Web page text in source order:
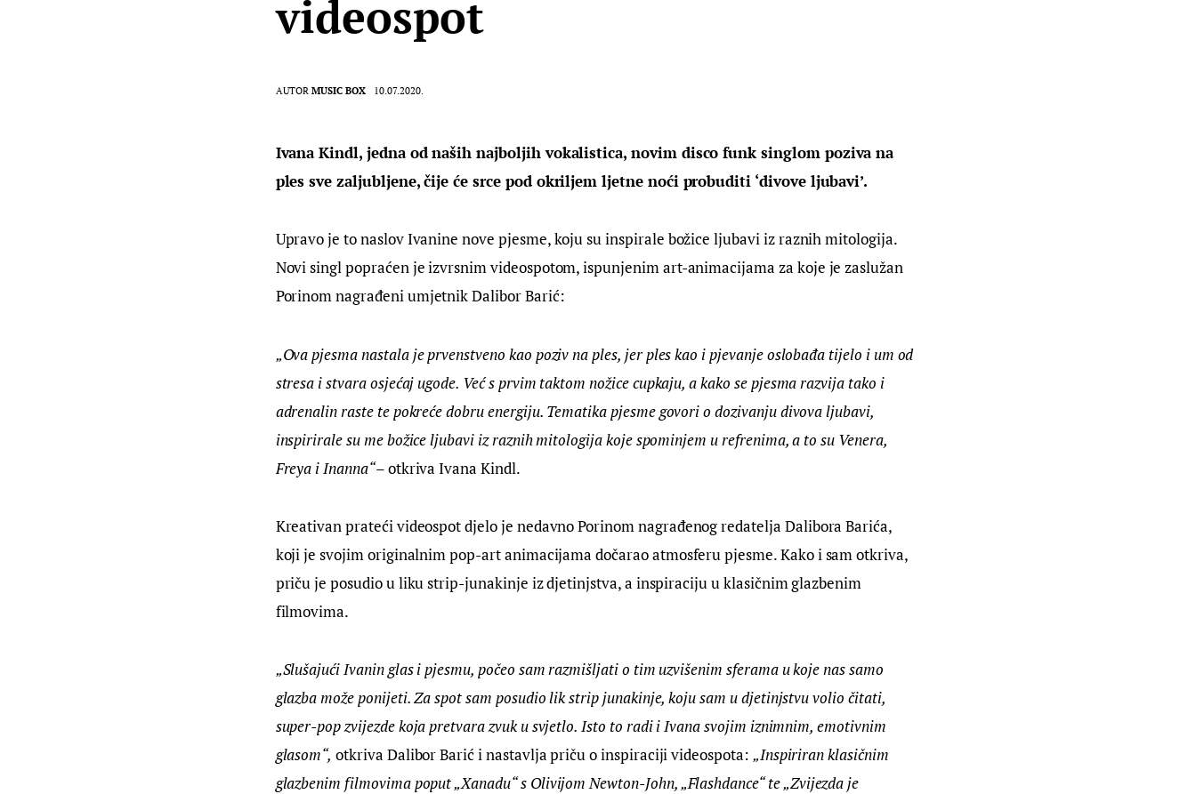
videospot
AUTOR MUSIC BOX 10.07.2020.
Ivana Kindl, jedna od naših najboljih vokalistica, novim disco funk singlom poziva na
ples sve zaljubljene, čije će srce pod okriljem ljetne noći probuditi ‘divove ljubavi’.
Upravo je to naslov Ivanine nove pjesme, koju su inspirale božice ljubavi iz raznih mitologija.
Novi singl popraćen je izvrsnim videospotom, ispunjenim art-animacijama za koje je zaslužan
Porinom nagrađeni umjetnik Dalibor Barić:
„Ova pjesma nastala je prvenstveno kao poziv na ples, jer ples kao i pjevanje oslobađa tijelo i um od
stresa i stvara osjećaj ugode. Već s prvim taktom nožice cupkaju, a kako se pjesma razvija tako i
adrenalin raste te pokreće dobru energiju. Tematika pjesme govori o dozivanju divova ljubavi,
inspirirale su me božice ljubavi iz raznih mitologija koje spominjem u refrenima, a to su Venera,
Freya i Inanna“– otkriva Ivana Kindl.
Kreativan prateći videospot djelo je nedavno Porinom nagrađenog redatelja Dalibora Barića,
koji je svojim originalnim pop-art animacijama dočarao atmosferu pjesme. Kako i sam otkriva,
priču je posudio u liku strip-junakinje iz djetinjstva, a inspiraciju u klasičnim glazbenim
filmovima.
„Slušajući Ivanin glas i pjesmu, počeo sam razmišljati o tim uzvišenim sferama u koje nas samo
glazba može ponijeti. Za spot sam posudio lik strip junakinje, koju sam u djetinjstvu volio čitati,
super-pop zvijezde koja pretvara zvuk u svjetlo. Isto to radi i Ivana svojim iznimnim, emotivnim
glasom“, otkriva Dalibor Barić i nastavlja priču o inspiraciji videospota: „Inspiriran klasičnim
glazbenim filmovima poput „Xanadu“ s Olivijom Newton-John, „Flashdance“ te „Zvijezda je